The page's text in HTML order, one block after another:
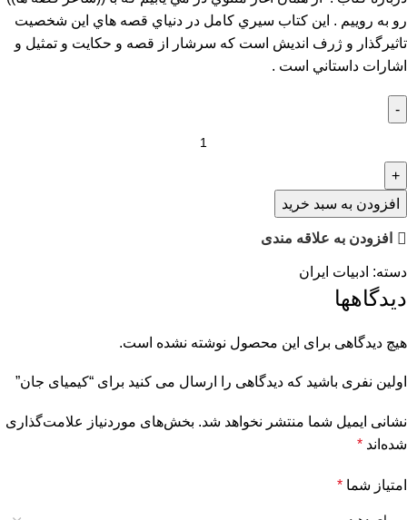
رو به روييم . اين كتاب سيري كامل در دنياي قصه هاي اين شخصيت
تاثيرگذار و ژرف انديش است كه سرشار از قصه و حكايت و تمثيل و
اشارات داستاني است .
افزودن به سبد خرید
افزودن به علاقه مندی
دسته: ادبیات ایران
دیدگاهها
هیچ دیدگاهی برای این محصول نوشته نشده است.
اولین نفری باشید که دیدگاهی را ارسال می کنید برای “کیمیای جان”
نشانی ایمیل شما منتشر نخواهد شد. بخش‌های موردنیاز علامت‌گذاری
شده‌اند *
امتیاز شما *